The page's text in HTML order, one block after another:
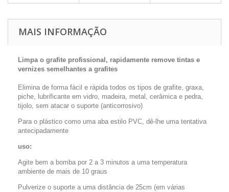
MAIS INFORMAÇÃO
Limpa o grafite profissional, rapidamente remove tintas e
vernizes semelhantes a grafites
Elimina de forma fácil e rápida todos os tipos de grafite, graxa,
piche, lubrificante em vidro, madeira, metal, cerâmica e pedra,
tijolo, sem atacar o suporte (anticorrosivo)
Para o plástico como uma aba estilo PVC, dê-lhe uma tentativa
antecipadamente
uso:
Agite bem a bomba por 2 a 3 minutos a uma temperatura
ambiente de mais de 10 graus
Pulverize o suporte a uma distância de 25cm (em várias